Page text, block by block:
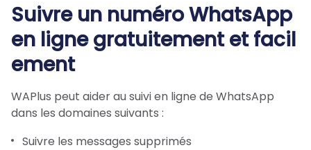
Suivre un numéro WhatsApp
en ligne gratuitement et facil
ement
WAPlus peut aider au suivi en ligne de WhatsApp
dans les domaines suivants :
Suivre les messages supprimés